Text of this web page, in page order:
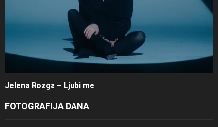
Jelena Rozga – Ljubi me
FOTOGRAFIJA DANA